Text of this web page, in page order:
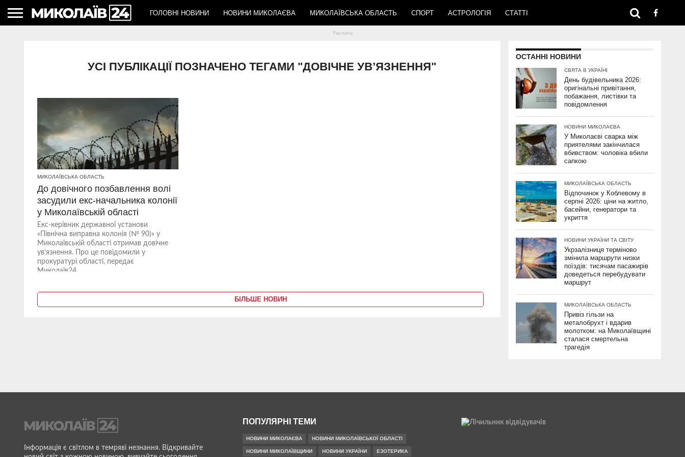
ГОЛОВНІ НОВИНИ НОВИНИ МИКОЛАЄВА МИКОЛАЇВСЬКА ОБЛАСТЬ СПОРТ АСТРОЛОГІЯ СТАТТІ
УСІ ПУБЛІКАЦІЇ ПОЗНАЧЕНО ТЕГАМИ "ДОВІЧНЕ УВ’ЯЗНЕННЯ"
МИКОЛАЇВСЬКА ОБЛАСТЬ
До довічного позбавлення волі
засудили екс-начальника колонії
у Миколаївській області
Екс-керівник державної установи
«Північна виправна колонія (№ 90)» у
Миколаївській області отримав довічне
ув’язнення. Про це повідомили у
прокуратурі області, передає
Миколаїв24....
БІЛЬШЕ НОВИН
ОСТАННІ НОВИНИ
СВЯТА В УКРАЇНІ
День будівельника 2026:
оригінальні привітання,
побажання, листівки та
повідомлення
НОВИНИ МИКОЛАЄВА
У Миколаєві сварка між
приятелями закінчилася
вбивством: чоловіка вбили
сапкою
МИКОЛАЇВСЬКА ОБЛАСТЬ
Відпочинок у Коблевому в
серпні 2026: ціни на житло,
басейни, генератори та
укриття
НОВИНИ УКРАЇНИ ТА СВІТУ
Укрзалізниця терміново
змінила маршрути низки
поїздів: тисячам пасажирів
доведеться перебудувати
маршрут
МИКОЛАЇВСЬКА ОБЛАСТЬ
Привіз гільзи на
металобрухт і вдарив
молотком: на Миколаївщині
сталася смертельна
трагедія
Інформація є світлом в темряві незнання. Відкривайте
ПОПУЛЯРНІ ТЕМИ
НОВИНИ МИКОЛАЄВА НОВИНИ МИКОЛАЇВСЬКОЇ ОБЛАСТІ
НОВИНИ МИКОЛАЇВЩИНИ НОВИНИ УКРАЇНИ ЕЗОТЕРИКА